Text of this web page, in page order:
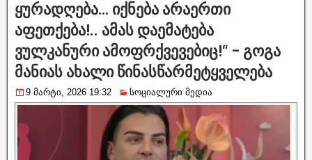
ყურადღება… იქნება არაერთი
აფეთქება!.. ამას დაემატება
ვულკანური ამოფრქვევებიც!“ – გოგა
მანიას ახალი წინასწარმეტყველება
9 მარტი, 2026 19:32 სოციალური მედია